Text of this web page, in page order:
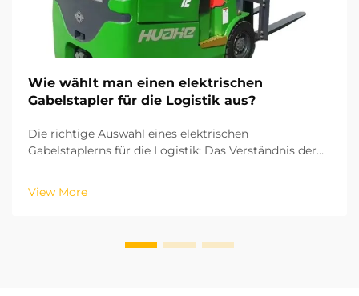
Wie wählt man einen elektrischen
Gabelstapler für die Logistik aus?
Die richtige Auswahl eines elektrischen
Gabelstaplerns für die Logistik: Das Verständnis der
Logistik ist entscheidend, um den richtigen
View More